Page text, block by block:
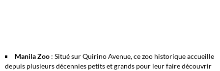
Manila Zoo : Situé sur Quirino Avenue, ce zoo historique accueille
depuis plusieurs décennies petits et grands pour leur faire découvrir